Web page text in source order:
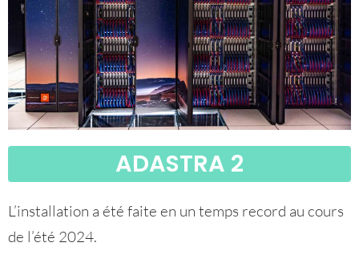
ADASTRA 2
L’installation a été faite en un temps record au cours
de l’été 2024.